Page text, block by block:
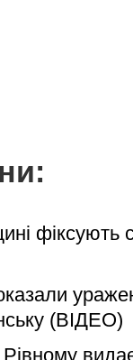
фіксують
(ВІДЕО)